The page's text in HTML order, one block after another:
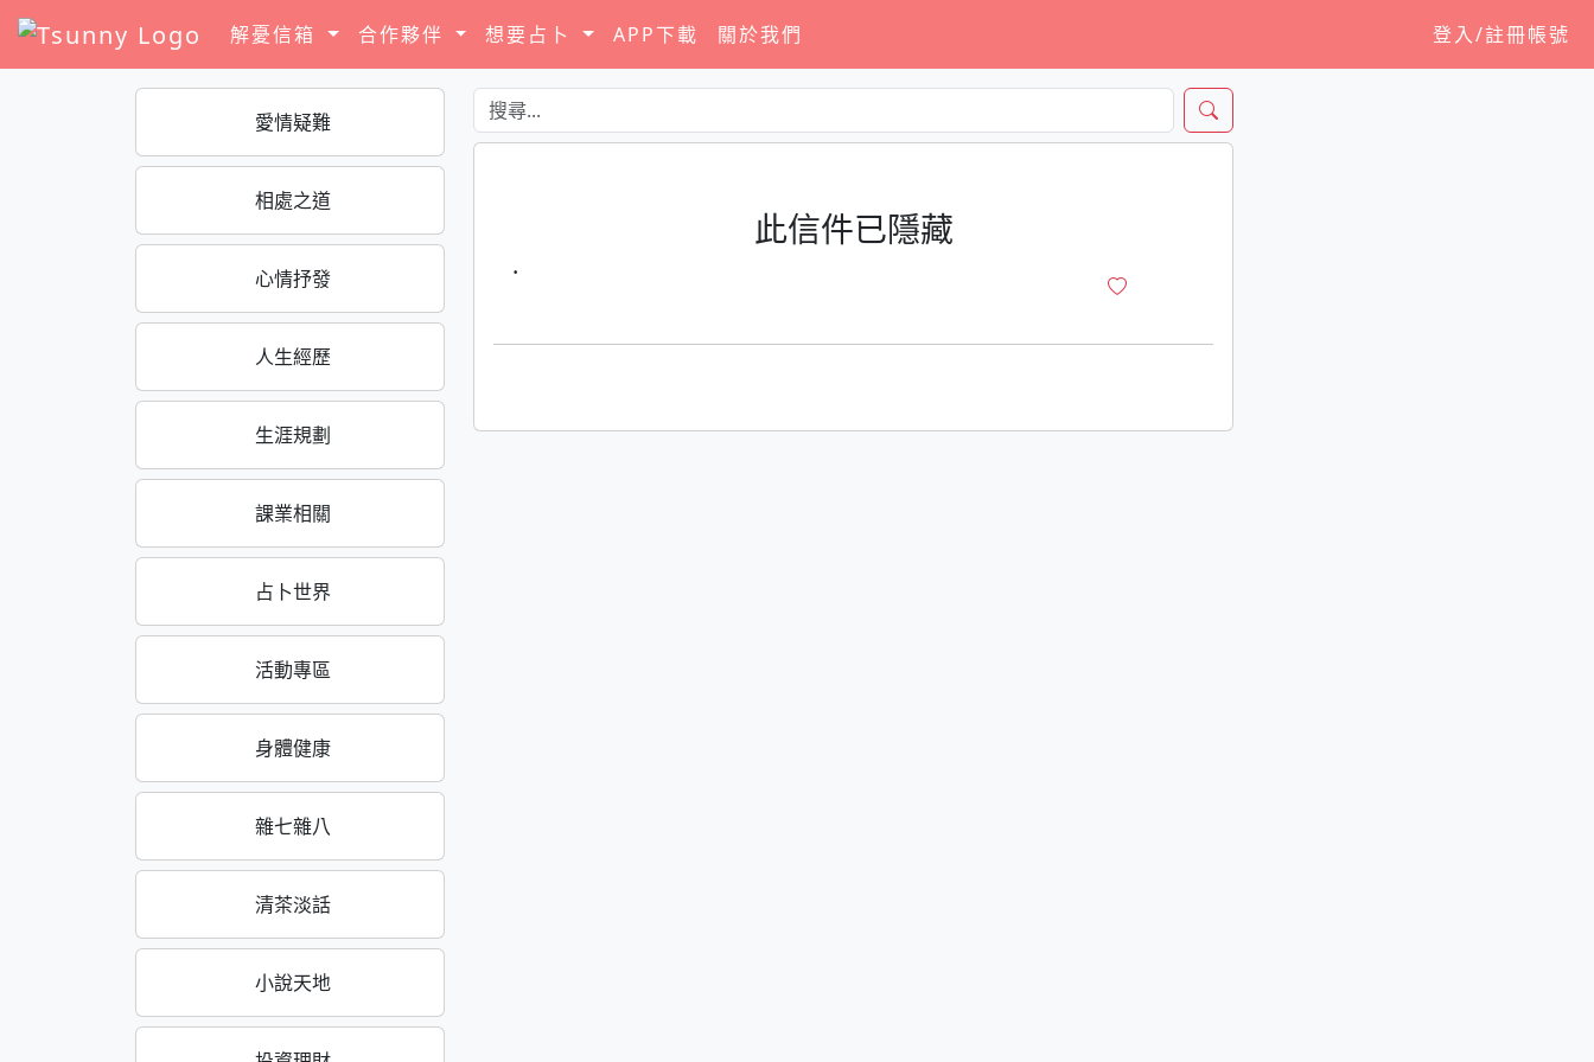
解憂信箱 合作夥伴 想要占卜 APP下載 關於我們 登入/註冊帳號
愛情疑難
相處之道
心情抒發
人生經歷
生涯規劃
課業相關
占卜世界
活動專區
身體健康
雜七雜八
清茶淡話
小說天地
此信件已隱藏
·